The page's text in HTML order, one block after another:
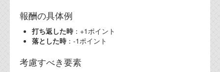
報酬の具体例
打ち返した時 ：+1ポイント
落とした時 ：-1ポイント
考慮すべき要素